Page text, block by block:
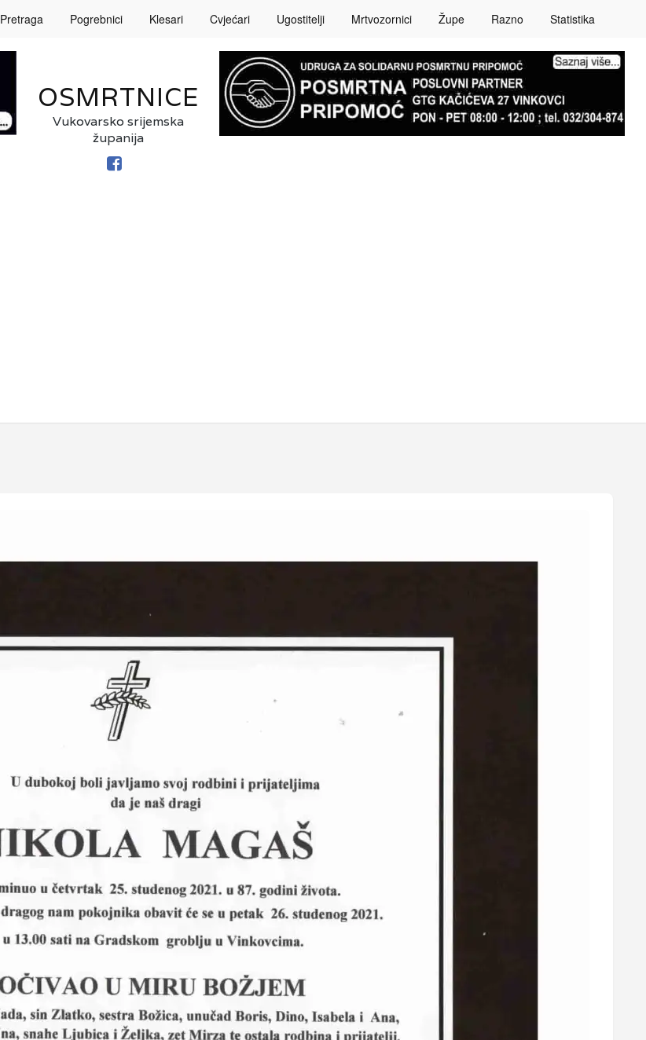
Pretraga Pogrebnici Klesari Cvjećari Ugostitelji Mrtvozornici Župe Razno Statistika
OSMRTNICE
Vukovarsko srijemska
županija